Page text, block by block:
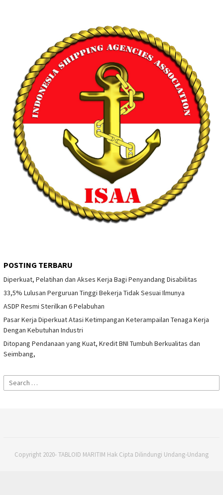
POSTING TERBARU
Diperkuat, Pelatihan dan Akses Kerja Bagi Penyandang Disabilitas
33,5% Lulusan Perguruan Tinggi Bekerja Tidak Sesuai Ilmunya
ASDP Resmi Sterilkan 6 Pelabuhan
Pasar Kerja Diperkuat Atasi Ketimpangan Keterampailan Tenaga Kerja
Dengan Kebutuhan Industri
Ditopang Pendanaan yang Kuat, Kredit BNI Tumbuh Berkualitas dan
Seimbang,
Search
for:
Copyright 2020- TABLOID MARITIM Hak Cipta Dilindungi Undang-Undang